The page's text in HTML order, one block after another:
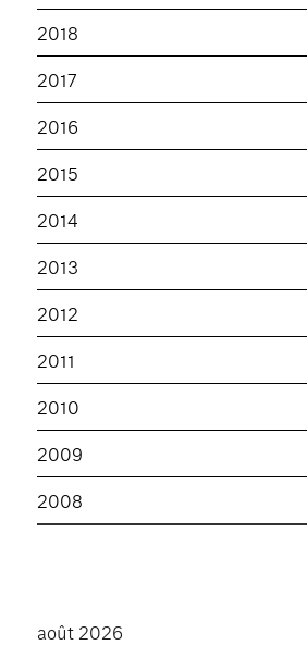
2018
2017
2016
2015
2014
2013
2012
2011
2010
2009
2008
août 2026